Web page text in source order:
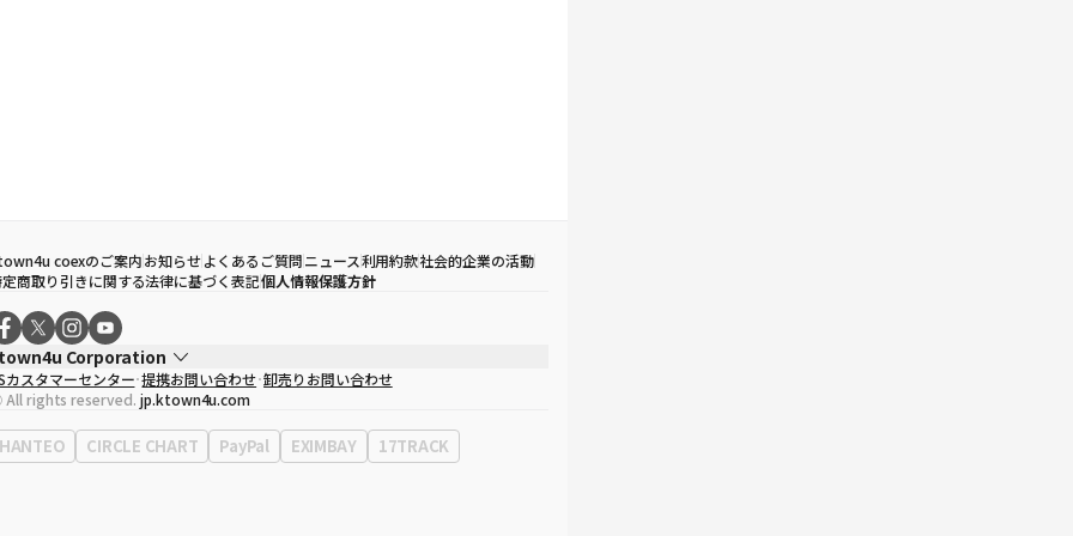
coexのご案内お知らせよくあるご質問ニュース利用約款社会的企業の活動
商取り引きに関する法律に基づく表記個人情報保護方針
Corporation
取締役
ソン・ヒョミン
業者登録番号120-87-71116
0120-23-7523
務所住所
ソウル特別市江南区永東大路513、3階(三成洞、coex)
カスタマーセンター 提携お問い合わせ 卸売りお問い合わせ
rights reserved. jp.ktown4u.com
HANTEO CIRCLE CHART PayPal EXIMBAY 17TRACK